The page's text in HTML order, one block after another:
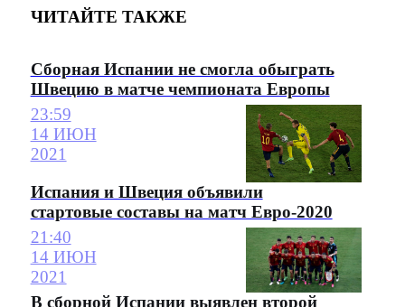
ЧИТАЙТЕ ТАКЖЕ
Сборная Испании не смогла обыграть
Швецию в матче чемпионата Европы
23:59
14 ИЮН
2021
Испания и Швеция объявили
стартовые составы на матч Евро-2020
21:40
14 ИЮН
2021
В сборной Испании выявлен второй